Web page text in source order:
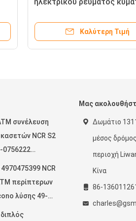
Καλύτερη Τιμή
συνέλευση
NCR S2
0756222
NCR
περίπτερων
λύσης 49-
Μας
Δωμάτιο
μέσος δρόμος
περιοχή
Κίνα
86-